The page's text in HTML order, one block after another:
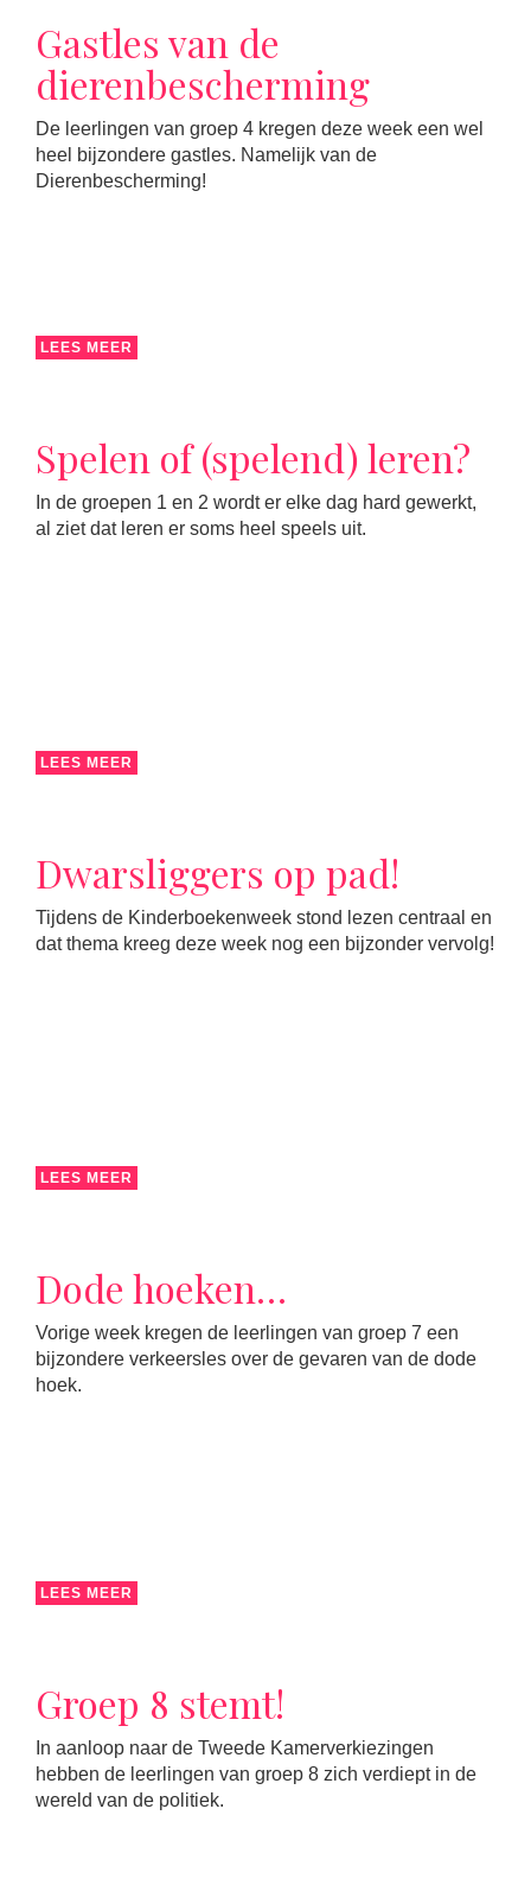
Gastles van de
dierenbescherming
De leerlingen van groep 4 kregen deze week een wel
heel bijzondere gastles. Namelijk van de
Dierenbescherming!
LEES MEER
Spelen of (spelend) leren?
In de groepen 1 en 2 wordt er elke dag hard gewerkt,
al ziet dat leren er soms heel speels uit.
LEES MEER
Dwarsliggers op pad!
Tijdens de Kinderboekenweek stond lezen centraal en
dat thema kreeg deze week nog een bijzonder vervolg!
LEES MEER
Dode hoeken…
Vorige week kregen de leerlingen van groep 7 een
bijzondere verkeersles over de gevaren van de dode
hoek.
LEES MEER
Groep 8 stemt!
In aanloop naar de Tweede Kamerverkiezingen
hebben de leerlingen van groep 8 zich verdiept in de
wereld van de politiek.